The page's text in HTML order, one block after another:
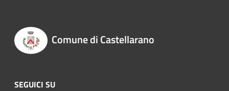
Comune di Castellarano
SEGUICI SU